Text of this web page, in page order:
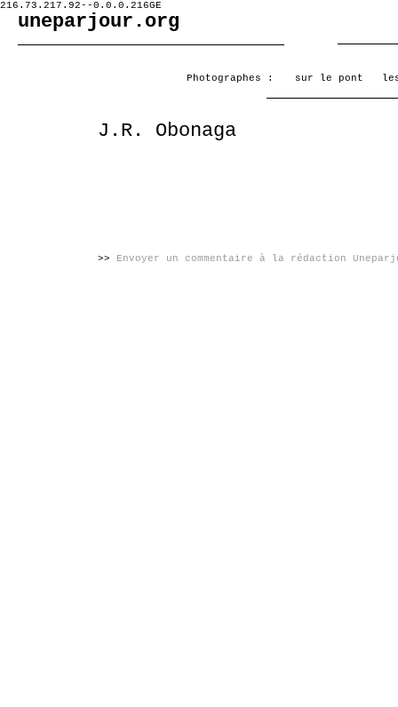
216.73.217.92--0.0.0.216GE
uneparjour.org
Photographes : sur le pont
J.R. Obonaga
>> Envoyer un commentaire à la rédaction